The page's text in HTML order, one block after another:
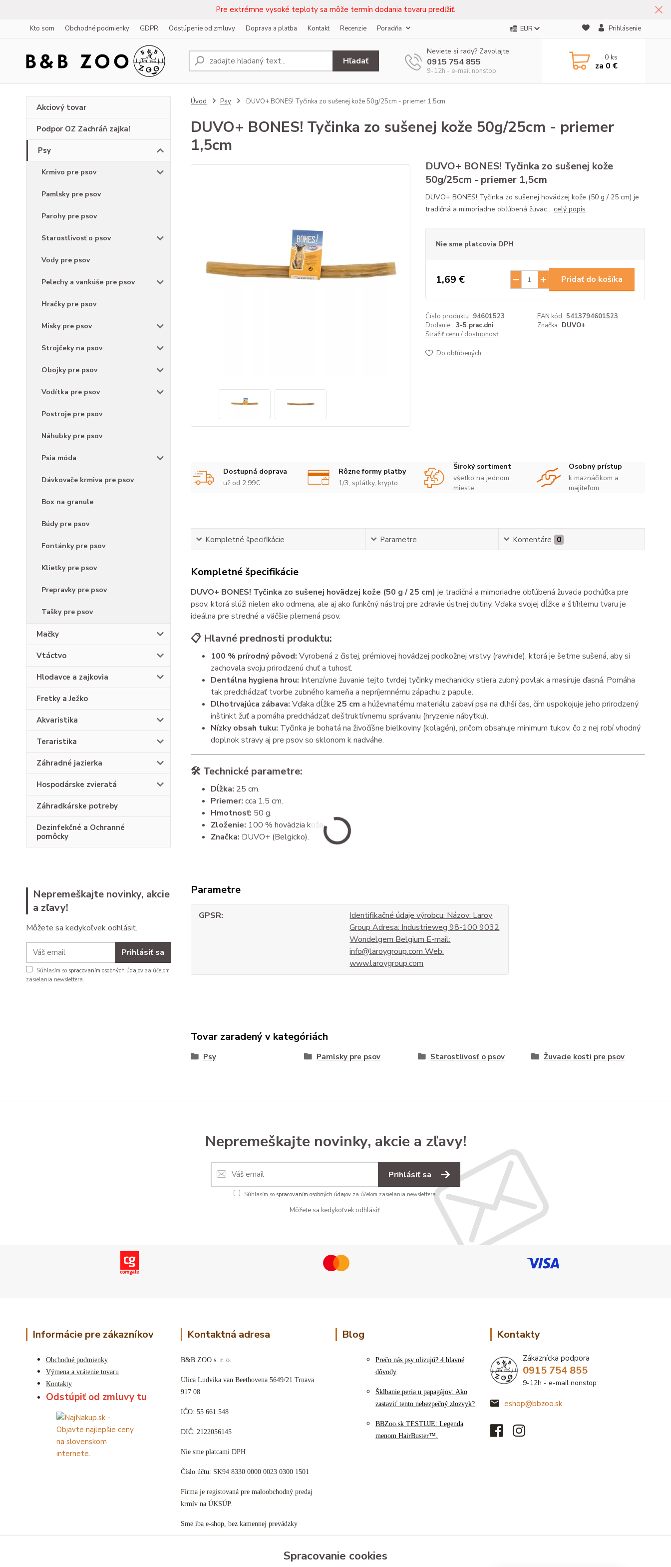
Pre extrémne vysoké teploty sa môže termín dodania tovaru predľžiť.
Kto som Obchodné podmienky GDPR Odstúpenie od zmluvy Doprava a platba Kontakt Recenzie Poradňa EUR Prihlásenie
Hľadať
Neviete si rady? Zavolajte.
0915 754 855
9-12h - e-mail nonstop
0ks
za 0 €
Akciový tovar
Podpor OZ Zachráň zajka!
Psy
Krmivo pre psov
Pamlsky pre psov
Parohy pre psov
Starostlivosť o psov
Vody pre psov
Pelechy a vankúše pre psov
Hračky pre psov
Misky pre psov
Strojčeky na psov
Obojky pre psov
Vodítka pre psov
Postroje pre psov
Náhubky pre psov
Psia móda
Dávkovače krmiva pre psov
Box na granule
Búdy pre psov
Fontánky pre psov
Klietky pre psov
Prepravky pre psov
Tašky pre psov
Mačky
Vtáctvo
Hlodavce a zajkovia
Fretky a Ježko
Akvaristika
Teraristika
Záhradné jazierka
Hospodárske zvieratá
Záhradkárske potreby
Dezinfekčné a Ochranné
pomôcky
Nepremeškajte novinky, akcie
a zľavy!
Môžete sa kedykoľvek odhlásiť.
Prihlásiť sa
Súhlasím so spracovaním osobných údajov za účelom
zasielania newslettera.
Úvod Psy DUVO+ BONES! Tyčinka zo sušenej kože 50g/25cm - priemer 1,5cm
DUVO+ BONES! Tyčinka zo sušenej kože 50g/25cm - priemer
1,5cm
DUVO+ BONES! Tyčinka zo sušenej kože
50g/25cm - priemer 1,5cm
DUVO+ BONES! Tyčinka zo sušenej hovädzej kože (50 g / 25 cm) je
tradičná a mimoriadne obľúbená žuvac... celý popis
Nie sme platcovia DPH
1,69 € Pridať do košíka
Číslo produktu: 94601523 EAN kód: 5413794601523
Dodanie : 3-5 prac.dni Značka: DUVO+
Strážiť cenu / dostupnosť
Do obľúbených
Dostupná doprava
už od 2,99€
Rôzne formy platby
1/3, splátky, krypto
Široký sortiment
všetko na jednom
mieste
Osobný prístup
k maznáčikom a
majiteľom
Kompletné špecifikácie Parametre Komentáre 0
Kompletné špecifikácie
DUVO+ BONES! Tyčinka zo sušenej hovädzej kože (50 g / 25 cm) je tradičná a mimoriadne obľúbená žuvacia pochúťka pre
psov, ktorá slúži nielen ako odmena, ale aj ako funkčný nástroj pre zdravie ústnej dutiny. Vďaka svojej dĺžke a štíhlemu tvaru je
ideálna pre stredné a väčšie plemená psov.
📋 Hlavné prednosti produktu:
100 % prírodný pôvod: Vyrobená z čistej, prémiovej hovädzej podkožnej vrstvy (rawhide), ktorá je šetrne sušená, aby si
zachovala svoju prirodzenú chuť a tuhosť.
Dentálna hygiena hrou: Intenzívne žuvanie tejto tvrdej tyčinky mechanicky stiera zubný povlak a masíruje ďasná. Pomáha
tak predchádzať tvorbe zubného kameňa a nepríjemnému zápachu z papule.
Dlhotrvajúca zábava: Vďaka dĺžke 25 cm a húževnatému materiálu zabaví psa na dlhší čas, čím uspokojuje jeho prirodzený
inštinkt žuť a pomáha predchádzať deštruktívnemu správaniu (hryzenie nábytku).
Nízky obsah tuku: Tyčinka je bohatá na živočíšne bielkoviny (kolagén), pričom obsahuje minimum tukov, čo z nej robí vhodný
doplnok stravy aj pre psov so sklonom k nadváhe.
🛠️ Technické parametre:
Dĺžka: 25 cm.
Priemer: cca 1,5 cm.
Hmotnosť: 50 g.
Zloženie: 100 % hovädzia koža.
Značka: DUVO+ (Belgicko).
Parametre
GPSR
Identifikačné údaje výrobcu: Názov: Laroy
Group Adresa: Industrieweg 98-100 9032
Wondelgem Belgium E-mail:
info@laroygroup.com Web:
www.laroygroup.com
Tovar zaradený v kategóriách
Psy Pamlsky pre psov Starostlivosť o psov Žuvacie kosti pre psov
Nepremeškajte novinky, akcie a zľavy!
Prihlásiť sa
Súhlasím so spracovaním osobných údajov za účelom zasielania newslettera.
Môžete sa kedykoľvek odhlásiť.
Informácie pre zákazníkov
Obchodné podmienky
Výmena a vrátenie tovaru
Kontakty
Odstúpiť od zmluvy tu
Kontaktná adresa
B&B ZOO s. r. o.
Ulica Ludvika van Beethovena 5649/21 Trnava
917 08
IČO: 55 661 548
DIČ: 2122056145
Nie sme platcami DPH
Číslo účtu: SK94 8330 0000 0023 0300 1501
Firma je registovaná pre maloobchodný predaj
krmív na ÚKSÚP.
Sme iba e-shop, bez kamennej prevádzky
Blog
Prečo nás psy olizujú? 4 hlavné
dôvody
Šklbanie peria u papagájov: Ako
zastaviť tento nebezpečný zlozvyk?
BBZoo.sk TESTUJE: Legenda
menom HairBuster™.
Kontakty
Zákaznícka podpora
0915 754 855
9-12h - e-mail nonstop
eshop@bbzoo.sk
Spracovanie cookies